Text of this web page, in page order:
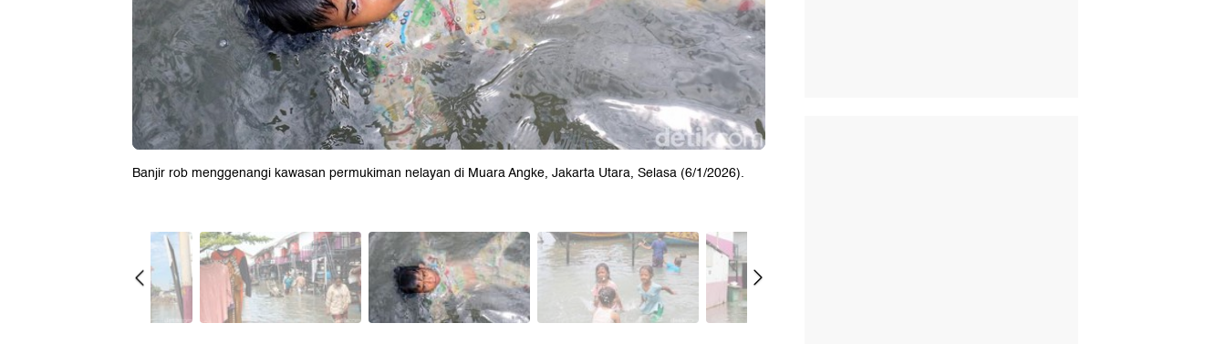
Banjir rob menggenangi kawasan permukiman nelayan di Muara Angke, Jakarta Utara, Selasa (6/1/2026).